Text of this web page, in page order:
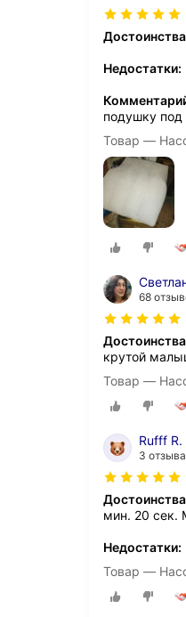
Недостатки:
подушку под
Товар —
68
крутой
Товар —
Rufff R.
3 отзыва
мин. 20 сек.
Недостатки:
Товар —